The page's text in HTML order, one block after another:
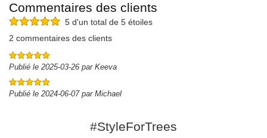
Commentaires des clients
5 d'un total de 5 étoiles
2 commentaires des clients
Publié le 2025-03-26 par Keeva
Publié le 2024-06-07 par Michael
#StyleForTrees